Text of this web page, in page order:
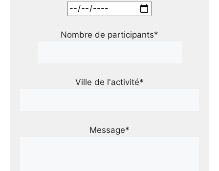
Nombre de participants*
Ville de l'activité*
Message*